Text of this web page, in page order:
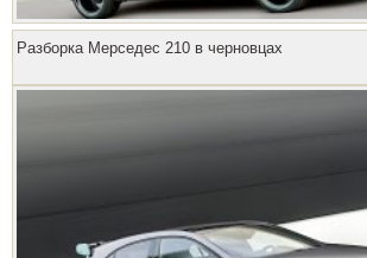
Разборка Мерседес 210 в черновцах